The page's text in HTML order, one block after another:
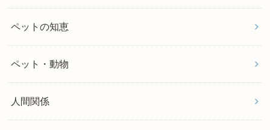
ペットの知恵
ペット・動物
人間関係